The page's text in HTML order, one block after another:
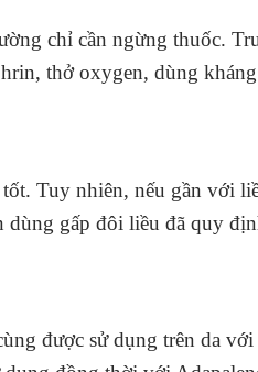
chỉ cần ngừng thuốc.
thở oxygen, dùng
Tuy nhiên, nếu gần với
dùng gấp đôi liều đã quy
được sử dụng trên da